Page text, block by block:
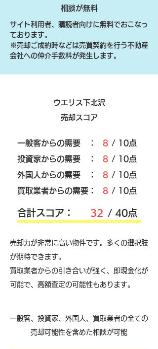
相談が無料
サイト利用者、購読者向けに無料でおこなっ
ております。
​※売却ご成約時などは売買契約を行う不動産
会社への仲介手数料が発生します。
ウエリス下北沢
売却スコア
​一般客からの需要 ： 8 / 10点
​投資家からの需要 ：
8 / 10点
外国人からの需要 ：
8 / 10点
買取業者からの需要：
8 / 10点
​合計スコア： 32 / 40点
売却力が非常に高い物件です。多くの選択肢
が期待できます。
買取業者からの引き合いが強く、即現金化が
可能で、高額査定の可能性もあります。
​一般客、投資家、外国人、買取業者の全ての
売却可能性を含めた相談が可能